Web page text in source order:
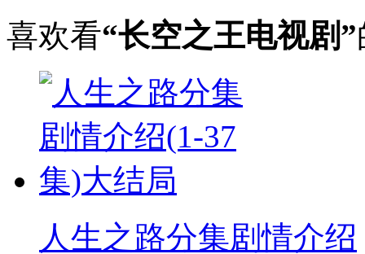
喜欢看“长空之王电视剧”
人生之路分集剧情介绍